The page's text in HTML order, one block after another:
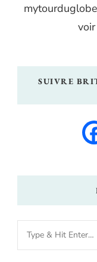
SUIVRE
Looking
for